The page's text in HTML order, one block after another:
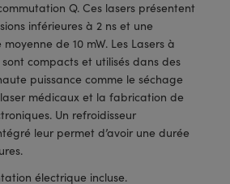
Directe
Q. Ces lasers présentent
inférieures à 2 ns et une
de 10 mW. Les Lasers à
compacts et utilisés dans des
puissance comme le séchage
médicaux et la fabrication de
Un refroidisseur
leur permet d’avoir une durée
électrique incluse.